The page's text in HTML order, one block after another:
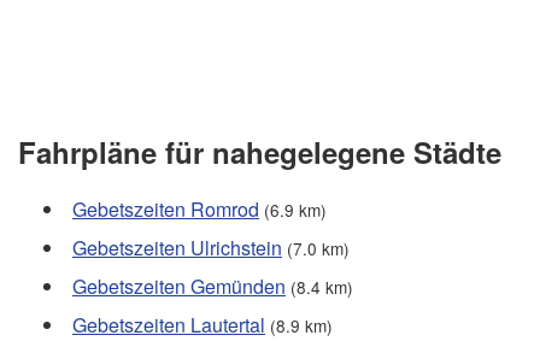
Fahrpläne für nahegelegene Städte
Gebetszeiten Romrod (6.9 km)
Gebetszeiten Ulrichstein (7.0 km)
Gebetszeiten Gemünden (8.4 km)
Gebetszeiten Lautertal (8.9 km)